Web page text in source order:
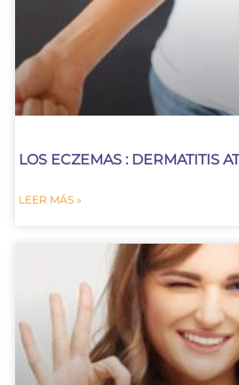
LOS ECZEMAS : DERMATITIS
LEER MÁS »